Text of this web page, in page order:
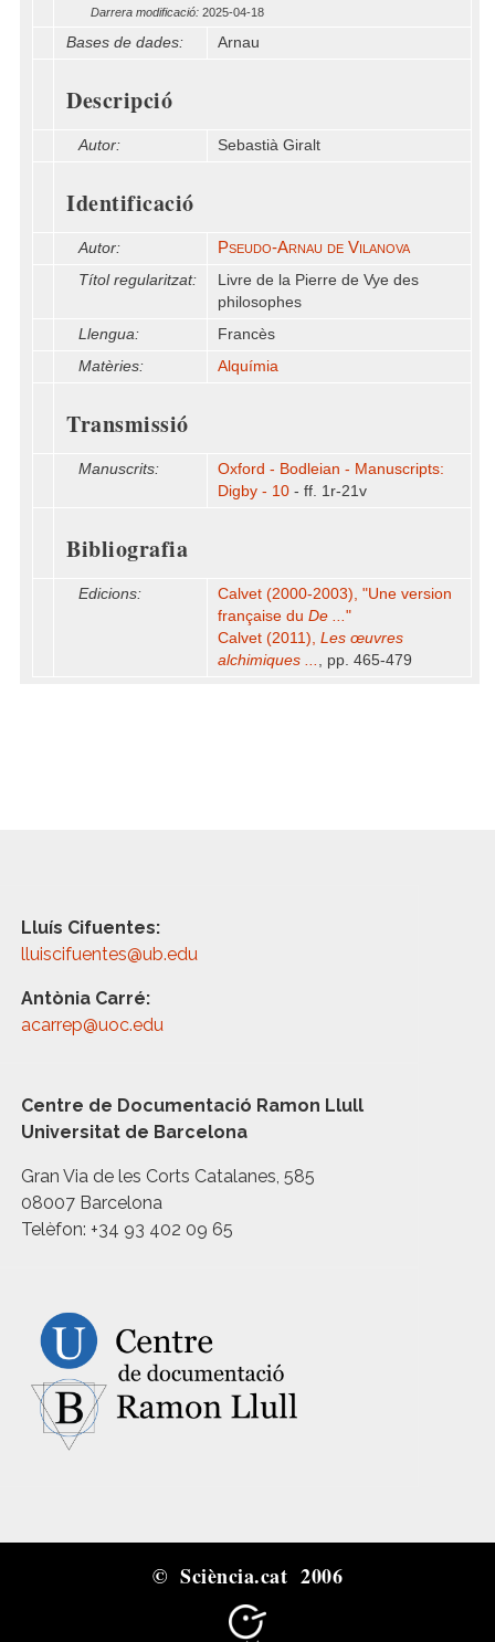
Darrera modificació: 2025-04-18
Bases de dades: Arnau
Descripció
Autor: Sebastià Giralt
Identificació
Autor: Pseudo-Arnau de Vilanova
Títol regularitzat:
Livre de la Pierre de Vye des
philosophes
Llengua:
Francès
Matèries:
Alquímia
Transmissió
Manuscrits:
Oxford - Bodleian - Manuscripts:
Digby - 10 - ff. 1r-21v
Bibliografia
Edicions:
Calvet (2000-2003), "Une version
française du De ..."
Calvet (2011), Les œuvres
alchimiques ... , pp. 465-479
Lluís Cifuentes:
lluiscifuentes@ub.edu
Antònia Carré:
acarrep@uoc.edu
Centre de Documentació Ramon Llull
Universitat de Barcelona
Gran Via de les Corts Catalanes, 585
08007 Barcelona
Telèfon: +34 93 402 09 65
© Sciència.cat 2006